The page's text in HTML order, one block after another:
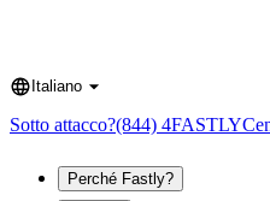
Language
Italiano
Sotto attacco?(844) 4FASTLY
Perché Fastly?